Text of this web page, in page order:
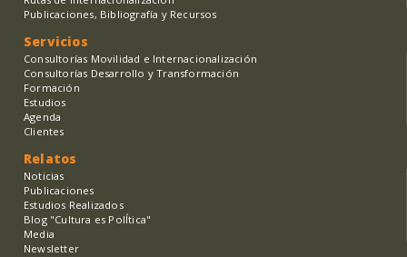
Publicaciones, Bibliografía y Recursos
Servicios
Consultorías Movilidad e Internacionalización
Consultorías Desarrollo y Transformación
Formación
Estudios
Agenda
Clientes
Relatos
Noticias
Publicaciones
Estudios Realizados
Blog "Cultura es PolÍtica"
Media
Newsletter